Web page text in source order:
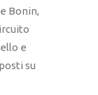
Bonin,
e
su